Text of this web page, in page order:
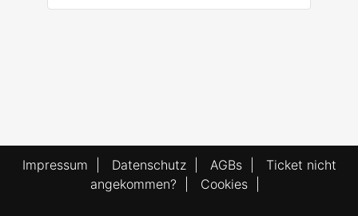
Impressum Datenschutz| AGBs| Ticket nicht
angekommen?
Cookies